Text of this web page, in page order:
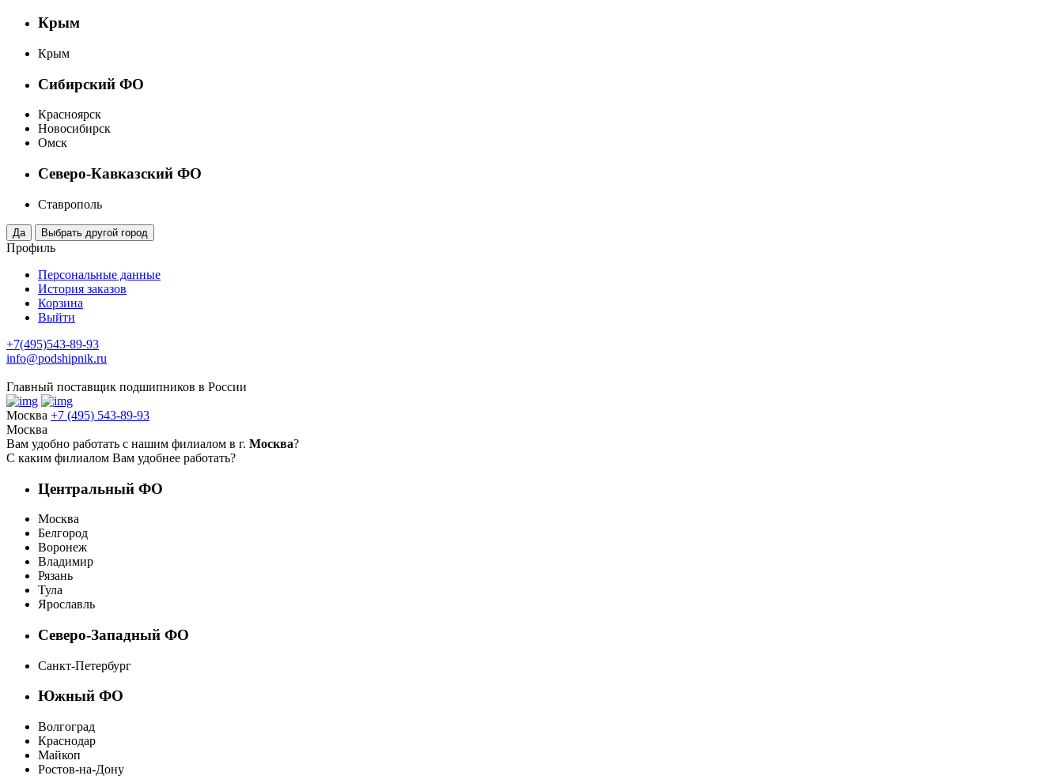
Крым
Крым
Сибирский ФО
Красноярск
Новосибирск
Омск
Северо-Кавказский ФО
Ставрополь
Профиль
Персональные данные
История заказов
Корзина
Выйти
+7(495)543-89-93
info@podshipnik.ru
Главный поставщик подшипников в России
Москва +7 (495) 543-89-93
Москва
Вам удобно работать с нашим филиалом в г. Москва?
С каким филиалом Вам удобнее работать?
Центральный ФО
Москва
Белгород
Воронеж
Владимир
Рязань
Тула
Ярославль
Северо-Западный ФО
Санкт-Петербург
Южный ФО
Волгоград
Краснодар
Майкоп
Ростов-на-Дону